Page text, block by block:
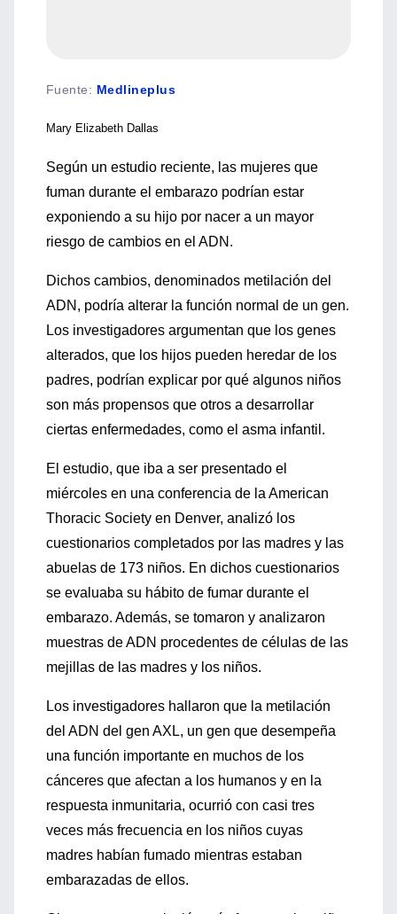
Fuente: Medlineplus
Mary Elizabeth Dallas
Según un estudio reciente, las mujeres que
fuman durante el embarazo podrían estar
exponiendo a su hijo por nacer a un mayor
riesgo de cambios en el ADN.
Dichos cambios, denominados metilación del
ADN, podría alterar la función normal de un gen.
Los investigadores argumentan que los genes
alterados, que los hijos pueden heredar de los
padres, podrían explicar por qué algunos niños
son más propensos que otros a desarrollar
ciertas enfermedades, como el asma infantil.
El estudio, que iba a ser presentado el
miércoles en una conferencia de la American
Thoracic Society en Denver, analizó los
cuestionarios completados por las madres y las
abuelas de 173 niños. En dichos cuestionarios
se evaluaba su hábito de fumar durante el
embarazo. Además, se tomaron y analizaron
muestras de ADN procedentes de células de las
mejillas de las madres y los niños.
Los investigadores hallaron que la metilación
del ADN del gen AXL, un gen que desempeña
una función importante en muchos de los
cánceres que afectan a los humanos y en la
respuesta inmunitaria, ocurrió con casi tres
veces más frecuencia en los niños cuyas
madres habían fumado mientras estaban
embarazadas de ellos.